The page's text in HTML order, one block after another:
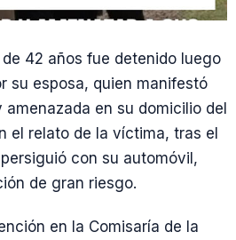
de 42 años fue detenido luego
su esposa, quien manifestó
en su domicilio del
el relato de la víctima, tras el
con su automóvil,
de gran riesgo.
en la Comisaría de la